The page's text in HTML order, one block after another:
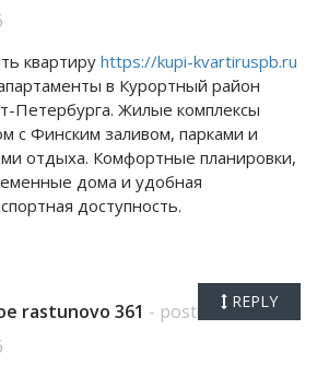
квартируhttps://kupi-kvartiruspb.ru
в Курортный район
Петербурга. Жилые комплексы
с Финским заливом, парками и
отдыха. Комфортные планировки,
дома и удобная
доступность.
rastunovo 361 - posted iunie 1,
REPLY